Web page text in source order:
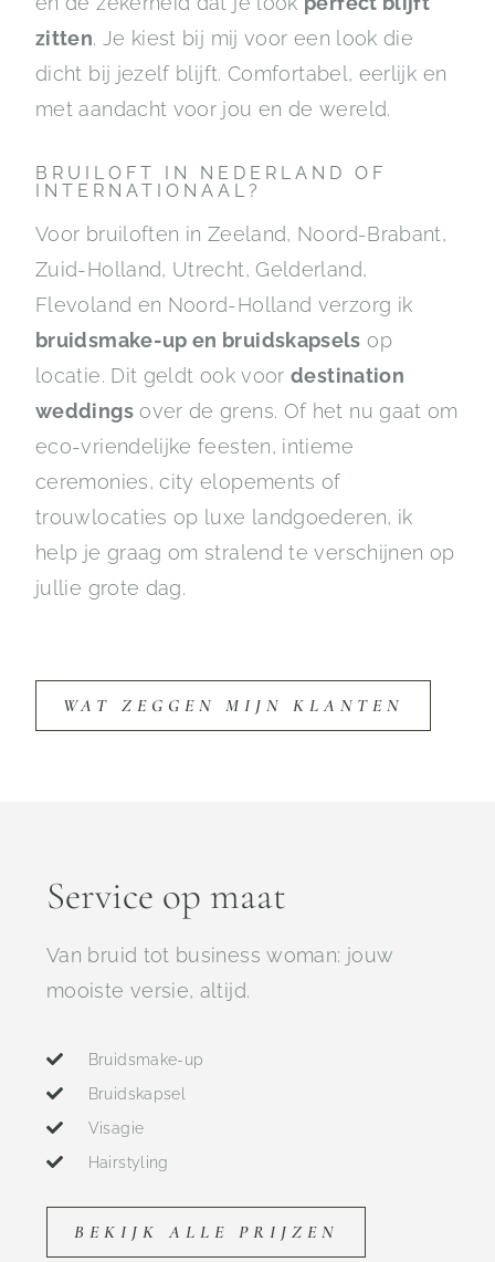
zitten. Je kiest bij mij voor een look die
dicht bij jezelf blijft. Comfortabel, eerlijk en
met aandacht voor jou en de wereld.
BRUILOFT IN NEDERLAND OF
INTERNATIONAAL?
Voor bruiloften in Zeeland, Noord-Brabant,
Zuid-Holland, Utrecht, Gelderland,
Flevoland en Noord-Holland verzorg ik
bruidsmake-up en bruidskapsels op
locatie. Dit geldt ook voordestination
weddingsover de grens. Of het nu gaat om
eco-vriendelijke feesten, intieme
ceremonies, city elopements of
trouwlocaties op luxe landgoederen, ik
help je graag om stralend te verschijnen op
jullie grote dag.
WAT ZEGGEN MIJN KLANTEN
Service op maat
Van bruid tot business woman: jouw
mooiste versie, altijd.
Bruidsmake-up
Bruidskapsel
Visagie
Hairstyling
BEKIJK ALLE PRIJZEN